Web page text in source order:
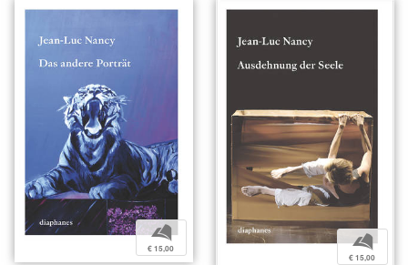
b
€ 15,00 b
€ 15,00